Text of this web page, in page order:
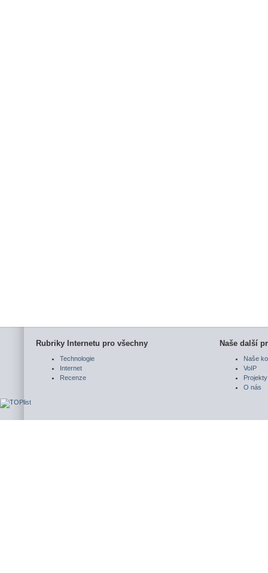
Rubriky Internetu pro všechny
Technologie
Internet
Recenze
Naše další
Naše
VoIP
Projekty
O nás